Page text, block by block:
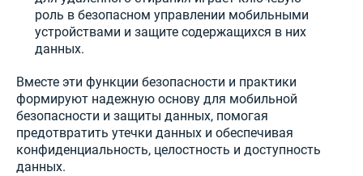
роль в безопасном управлении мобильными
устройствами и защите содержащихся в них
данных.
Вместе эти функции безопасности и практики
формируют надежную основу для мобильной
безопасности и защиты данных, помогая
предотвратить утечки данных и обеспечивая
конфиденциальность, целостность и доступность
данных.